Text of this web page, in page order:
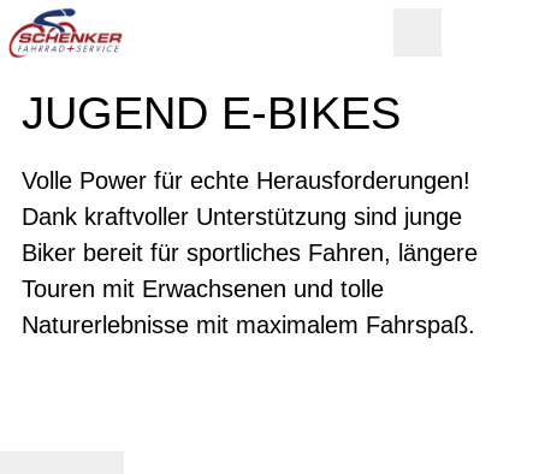
JUGEND E-BIKES
Volle Power für echte Herausforderungen!
Dank kraftvoller Unterstützung sind junge
Biker bereit für sportliches Fahren, längere
Touren mit Erwachsenen und tolle
Naturerlebnisse mit maximalem Fahrspaß.